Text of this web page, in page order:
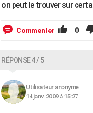
on peut le trouver sur
Commenter 0
RÉPONSE 4 / 5
Utilisateur anonyme
14 janv. 2009 à 15:27